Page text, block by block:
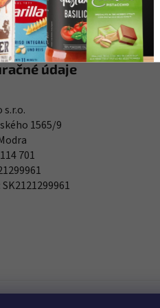
údaje
1565/9
701
SK2121299961